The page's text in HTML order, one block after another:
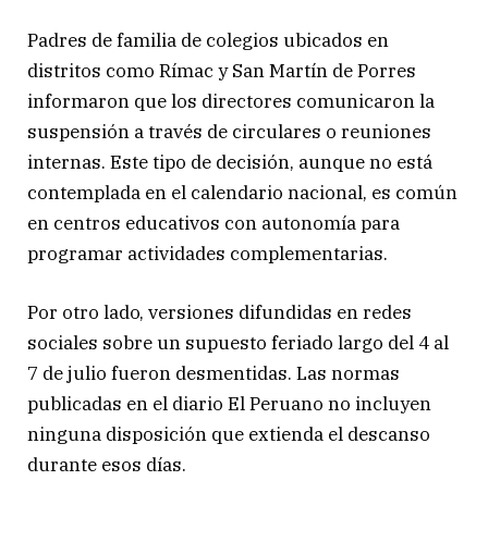
Padres de familia de colegios ubicados en
distritos como Rímac y San Martín de Porres
informaron que los directores comunicaron la
suspensión a través de circulares o reuniones
internas. Este tipo de decisión, aunque no está
contemplada en el calendario nacional, es común
en centros educativos con autonomía para
programar actividades complementarias.
Por otro lado, versiones difundidas en redes
sociales sobre un supuesto feriado largo del 4 al
7 de julio fueron desmentidas. Las normas
publicadas en el diario El Peruano no incluyen
ninguna disposición que extienda el descanso
durante esos días.